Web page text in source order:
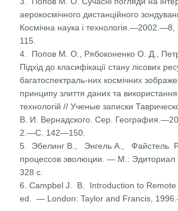
аерокосмічного дистанційного
Косміч­на наука і
115.
4. Попов М. О., Рябоконенко О. Д.,
Підхід до класифікації стану лісових
багатоспектраль-них космічних
принципу злиття даних та
технологій // Ученые записки
В. И. Вернадского. Сер.
2.—С. 142—150.
5. Эбелинг В., Энгель А., Файстель
процессов эволюции. — М.:
328 с.
6. Campbel J. В. Introduction to
ed. — London: Taylor and Francis,